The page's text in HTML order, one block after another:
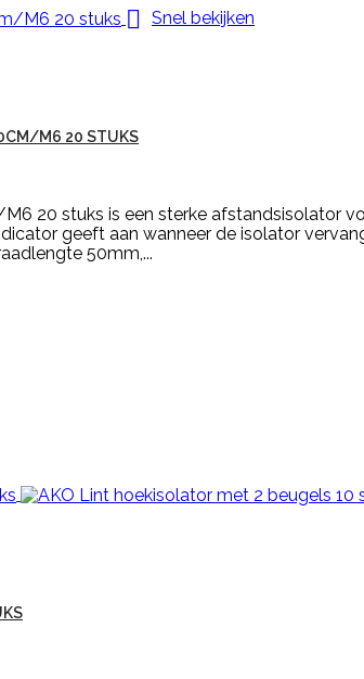
 Snel bekijken
M6 20 STUKS
20 stuks is een sterke afstandsisolator
geeft aan wanneer de isolator
50mm,...